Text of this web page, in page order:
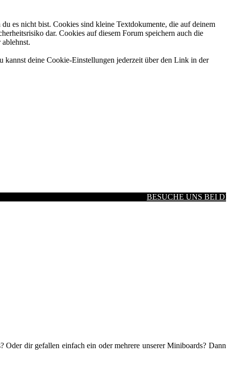
es nicht bist. Cookies sind kleine Textdokumente, die auf deinem
dar. Cookies auf diesem Forum speichern auch die
deine Cookie-Einstellungen jederzeit über den Link in der
BESUCHE UNS BEI
dir gefallen einfach ein oder mehrere unserer Miniboards? Dann